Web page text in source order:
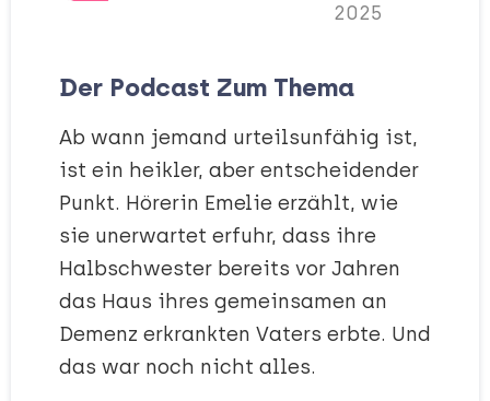
2025
Der Podcast Zum Thema
Ab wann jemand urteilsunfähig ist,
ist ein heikler, aber entscheidender
Punkt. Hörerin Emelie erzählt, wie
sie unerwartet erfuhr, dass ihre
Halbschwester bereits vor Jahren
das Haus ihres gemeinsamen an
Demenz erkrankten Vaters erbte. Und
das war noch nicht alles.